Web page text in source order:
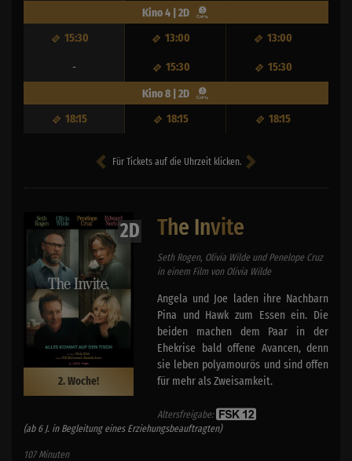
15:30 13:00 13:00
- 15:30 15:30
18:15 18:15 18:15
Kino 4 | 2D
Kino 8 | 2D
Für Tickets auf die Uhrzeit klicken.
2D
2. Woche!
The Invite
Seth Rogen, Olivia Wilde und Penelope Cruz
in einem Film von Olivia Wilde
Angela und Joe laden ihre Nachbarn
Pina und Hawk zum Essen ein. Die
beiden machen dem Paar in der
Ehekrise bald offene Avancen, denn
sie leben polyamourös und sind offen
für mehr als Zweisamkeit.
Altersfreigabe:
(ab 6 J. in Begleitung eines Erziehungsbeauftragten)
107 Minuten